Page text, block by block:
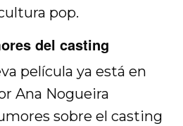
pop.
del casting
película ya está en
Ana Nogueira
sobre el casting